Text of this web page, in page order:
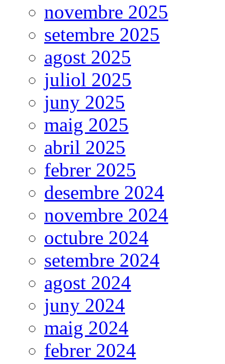
novembre 2025
setembre 2025
agost 2025
juliol 2025
juny 2025
maig 2025
abril 2025
febrer 2025
desembre 2024
novembre 2024
octubre 2024
setembre 2024
agost 2024
juny 2024
maig 2024
febrer 2024